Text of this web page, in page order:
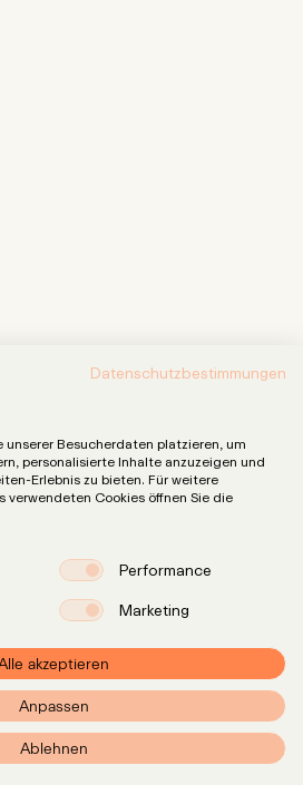
PXR – Home
Datenschutzbestimmungen
unserer Besucherdaten platzieren, um
personalisierte Inhalte anzuzeigen und
Erlebnis zu bieten. Für weitere
verwendeten Cookies öffnen Sie die
Performance
Marketing
akzeptieren
Anpassen
Ablehnen